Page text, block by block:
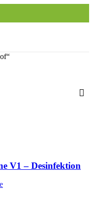
V1 – Desinfektion